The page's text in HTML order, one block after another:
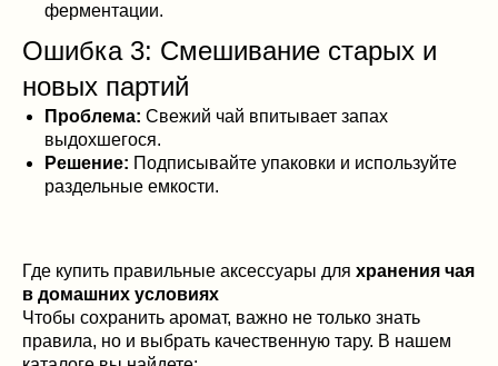
ферментации.
Ошибка 3: Смешивание старых и
новых партий
Проблема: Свежий чай впитывает запах
выдохшегося.
Решение: Подписывайте упаковки и используйте
раздельные емкости.
Где купить правильные аксессуары для хранения чая
в домашних условиях
Чтобы сохранить аромат, важно не только знать
правила, но и выбрать качественную тару. В нашем